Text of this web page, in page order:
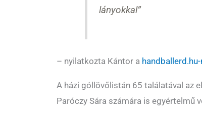
lányokkal”
– nyilatkozta Kántor a handballerd.hu-
A házi góllövőlistán 65 találatával az
Paróczy Sára számára is egyértelmű